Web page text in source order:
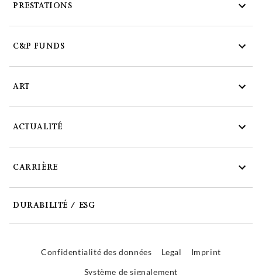
PRESTATIONS
C&P FUNDS
ART
ACTUALITÉ
CARRIÈRE
DURABILITÉ / ESG
Confidentialité des données Legal
Imprint
Système de signalement